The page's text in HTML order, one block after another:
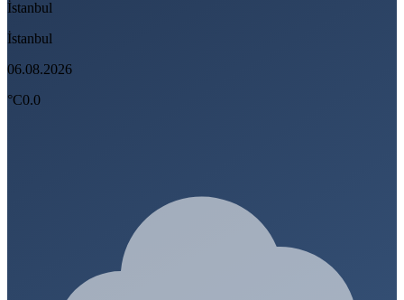
İstanbul
İstanbul
06.08.2026
°C0.0